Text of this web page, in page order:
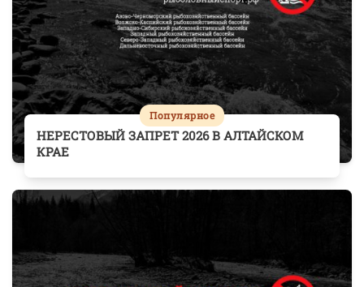
Популярное
НЕРЕСТОВЫЙ ЗАПРЕТ 2026 В АЛТАЙСКОМ
КРАЕ